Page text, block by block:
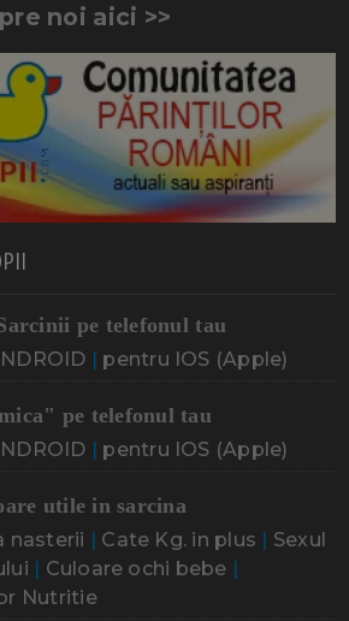
noi aici >>
pe telefonul tau
| pentru IOS (Apple)
pe telefonul tau
| pentru IOS (Apple)
utile in sarcina
nasterii | Cate Kg. in plus | Sexul
| Culoare ochi bebe |
Nutritie